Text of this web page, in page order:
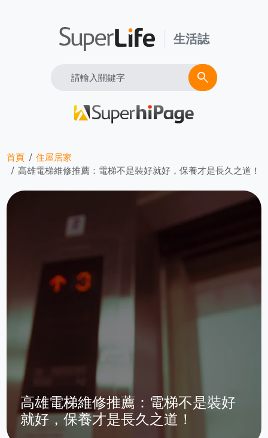
生活誌
Search search
首頁
住屋居家
高雄電梯維修推薦：電梯不是裝好就好，保養才是長久之道！
高雄電梯維修推薦：電梯不是裝好
就好，保養才是長久之道！